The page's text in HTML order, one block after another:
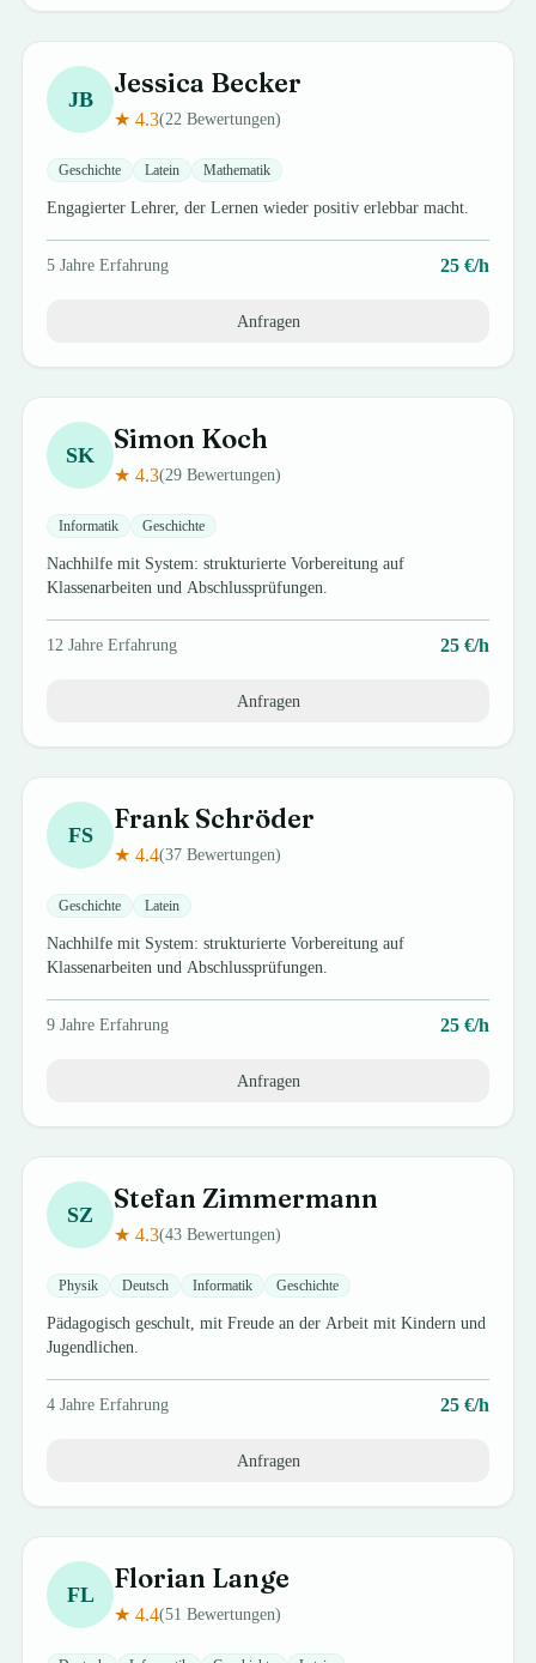
JB Jessica Becker
★4.3(22 Bewertungen)
Geschichte Latein Mathematik
Engagierter Lehrer, der Lernen wieder positiv erlebbar macht.
5 Jahre Erfahrung 25€/h
Anfragen
SK Simon Koch
★4.3(29 Bewertungen)
Informatik Geschichte
Nachhilfe mit System: strukturierte Vorbereitung auf
Klassenarbeiten und Abschlussprüfungen.
12 Jahre Erfahrung 25€/h
Anfragen
FS Frank Schröder
★4.4(37 Bewertungen)
Geschichte Latein
Nachhilfe mit System: strukturierte Vorbereitung auf
Klassenarbeiten und Abschlussprüfungen.
9 Jahre Erfahrung 25€/h
Anfragen
SZ Stefan Zimmermann
★4.3(43 Bewertungen)
Physik Deutsch Informatik Geschichte
Pädagogisch geschult, mit Freude an der Arbeit mit Kindern und
Jugendlichen.
4 Jahre Erfahrung 25€/h
Anfragen
FL Florian Lange
★4.4(51 Bewertungen)